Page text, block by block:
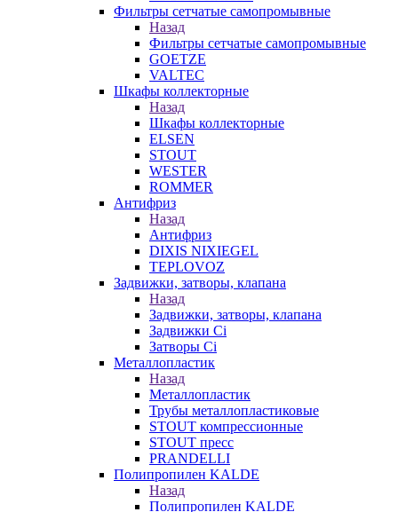
Фильтры сетчатые самопромывные
Назад
Фильтры сетчатые самопромывные
GOETZE
VALTEC
Шкафы коллекторные
Назад
Шкафы коллекторные
ELSEN
STOUT
WESTER
ROMMER
Антифриз
Назад
Антифриз
DIXIS NIXIEGEL
TEPLOVOZ
Задвижки, затворы, клапана
Назад
Задвижки, затворы, клапана
Задвижки Ci
Затворы Ci
Металлопластик
Назад
Металлопластик
Трубы металлопластиковые
STOUT компрессионные
STOUT пресс
PRANDELLI
Полипропилен KALDE
Назад
Полипропилен KALDE